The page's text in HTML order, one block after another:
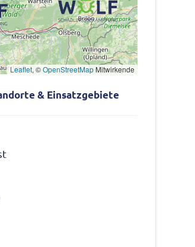
Leaflet, ©OpenStreetMapMitwirkende
& Einsatzgebiete